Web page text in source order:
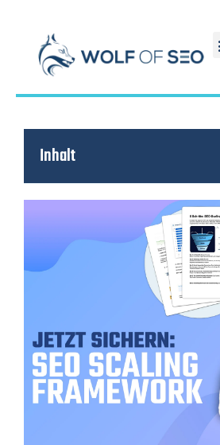
Inhalt